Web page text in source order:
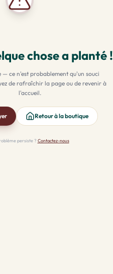
chose a planté !
— ce n'est probablement qu'un souci
de rafraîchir la page ou de revenir à
l'accueil.
Retour à la boutique
persiste ? Contactez-nous